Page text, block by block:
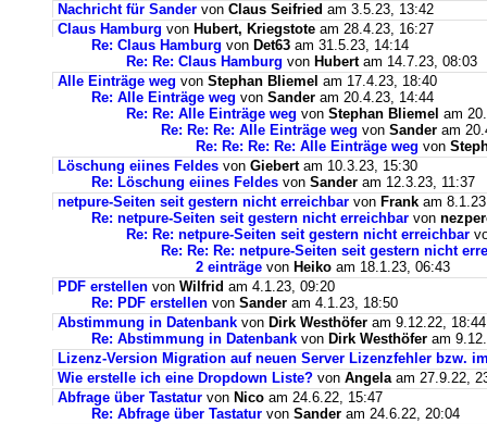
Nachricht für Sander von Claus Seifried am 3.5.23, 13:42
Claus Hamburg von Hubert, Kriegstote am 28.4.23, 16:27
Re: Claus Hamburg von Det63 am 31.5.23, 14:14
Re: Re: Claus Hamburg von Hubertam 14.7.23, 08:03
Alle Einträge weg von Stephan Bliemel am 17.4.23, 18:40
Re: Alle Einträge weg von Sander am 20.4.23, 14:44
Re: Re: Alle Einträge weg von Stephan Bliemel am
Re: Re: Re: Alle Einträge weg von Sander am
Re: Re: Re: Re: Alle Einträge weg von
Löschung eiines Feldes von Giebertam 10.3.23, 15:30
Re: Löschung eiines Feldes von Sander am 12.3.23, 11:37
netpure-Seiten seit gestern nicht erreichbar von Frank am
Re: netpure-Seiten seit gestern nicht erreichbar von
Re: Re: netpure-Seiten seit gestern nicht erreichbar
Re: Re: Re: netpure-Seiten seit gestern nicht
2 einträge von Heiko am 18.1.23, 06:43
PDF erstellen von Wilfrid am 4.1.23, 09:20
Re: PDF erstellen von Sander am 4.1.23, 18:50
Abstimmung in Datenbank von Dirk Westhöfer am 9.12.22, 18:44
Re: Abstimmung in Datenbank von Dirk Westhöfer am
Lizenz-Version Migration auf neuen Server Lizenzfehler bzw.
Wie erstelle ich eine Dropdown Liste? von Angela am 27.9.22,
Abfrage über Tastatur von Nico am 24.6.22, 15:47
Re: Abfrage über Tastatur von Sander am 24.6.22, 20:04